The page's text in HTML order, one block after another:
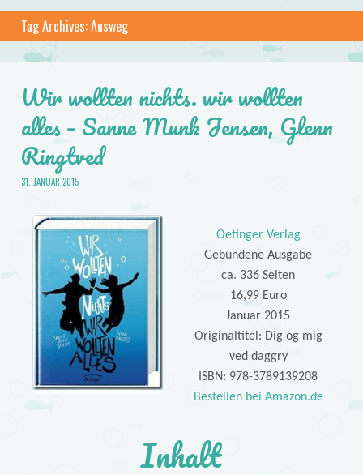
Tag Archives:Ausweg
Wir wollten nichts. wir wollten
alles – Sanne Munk Jensen, Glenn
Ringtved
31. JANUAR 2015
Oetinger Verlag
Gebundene Ausgabe
ca. 336 Seiten
16,99 Euro
Januar 2015
Originaltitel: Dig og mig
ved daggry
ISBN: 978-3789139208
Bestellen bei Amazon.de
Inhalt